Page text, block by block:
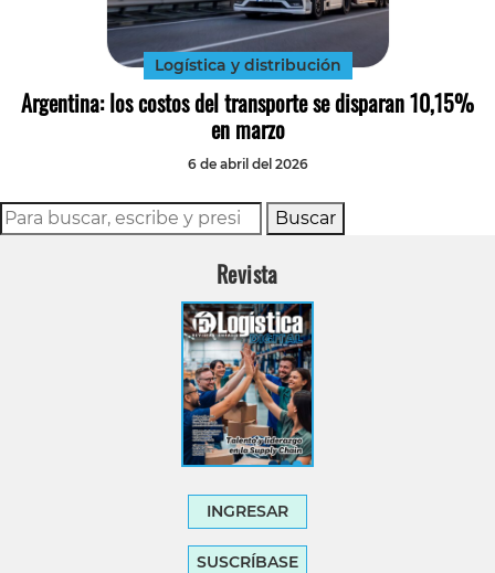
Logística y distribución
Argentina: los costos del transporte se disparan 10,15%
en marzo
6 de abril del 2026
Buscar
Revista
INGRESAR
SUSCRÍBASE